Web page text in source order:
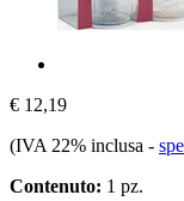
€ 12,19
(IVA 22% inclusa -
Contenuto: 1 pz.